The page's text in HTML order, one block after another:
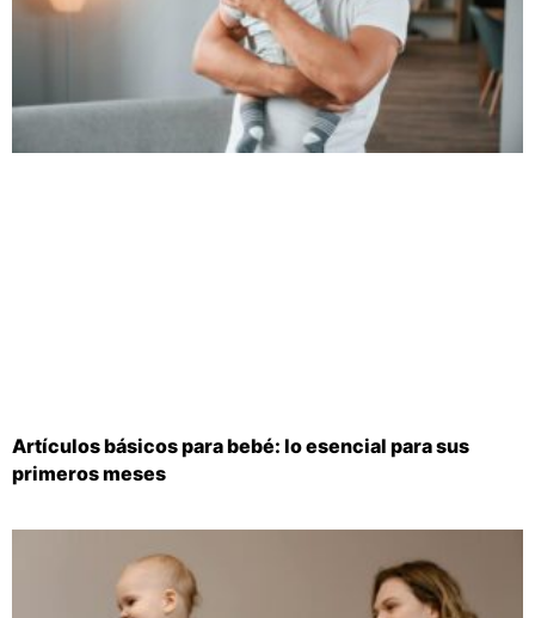
Artículos básicos para bebé: lo esencial para sus
primeros meses